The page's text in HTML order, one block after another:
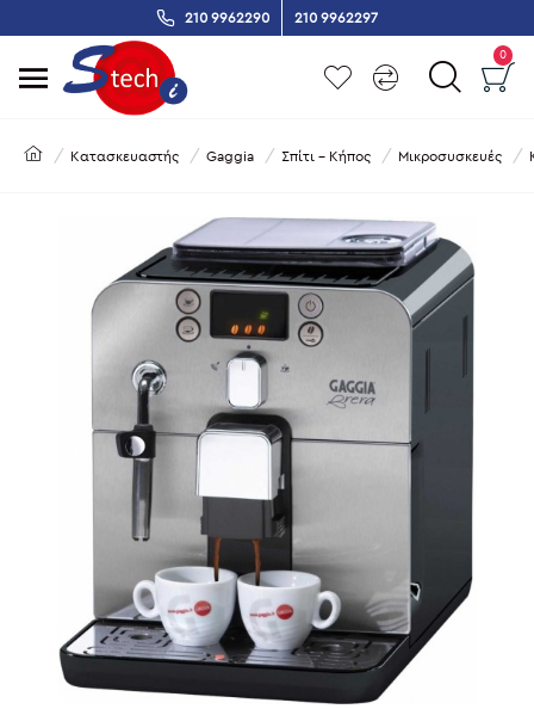
210 9962290 210 9962297
0
Κατασκευαστής Gaggia Σπίτι - Κήπος Μικροσυσκευές